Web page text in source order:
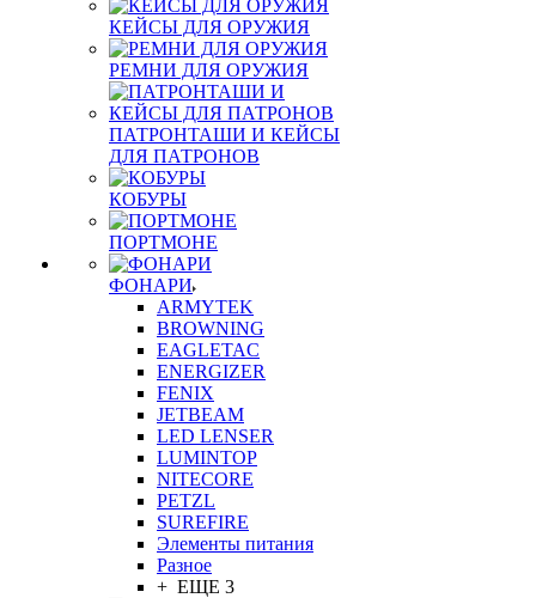
КЕЙСЫ ДЛЯ ОРУЖИЯ
РЕМНИ ДЛЯ ОРУЖИЯ
ПАТРОНТАШИ И КЕЙСЫ
ДЛЯ ПАТРОНОВ
КОБУРЫ
ПОРТМОНЕ
ФОНАРИ
ARMYTEK
BROWNING
EAGLETAC
ENERGIZER
FENIX
JETBEAM
LED LENSER
LUMINTOP
NITECORE
PETZL
SUREFIRE
Элементы питания
Разное
+ ЕЩЕ 3